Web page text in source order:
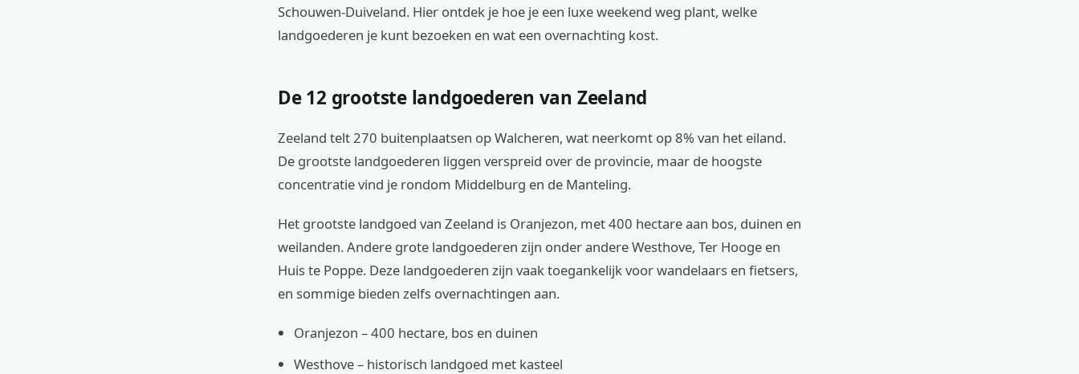
Schouwen-Duiveland. Hier ontdek je hoe je een luxe weekend weg plant, welke
landgoederen je kunt bezoeken en wat een overnachting kost.
De 12 grootste landgoederen van Zeeland
Zeeland telt 270 buitenplaatsen op Walcheren, wat neerkomt op 8% van het eiland.
De grootste landgoederen liggen verspreid over de provincie, maar de hoogste
concentratie vind je rondom Middelburg en de Manteling.
Het grootste landgoed van Zeeland is Oranjezon, met 400 hectare aan bos, duinen en
weilanden. Andere grote landgoederen zijn onder andere Westhove, Ter Hooge en
Huis te Poppe. Deze landgoederen zijn vaak toegankelijk voor wandelaars en fietsers,
en sommige bieden zelfs overnachtingen aan.
Oranjezon – 400 hectare, bos en duinen
Westhove – historisch landgoed met kasteel